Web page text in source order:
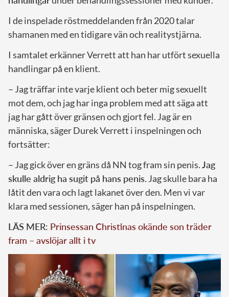
I de inspelade röstmeddelanden från 2020 talar
shamanen med en tidigare vän och realitystjärna.
I samtalet erkänner Verrett att han har utfört sexuella
handlingar på en klient.
– Jag träffar inte varje klient och beter mig sexuellt
mot dem, och jag har inga problem med att säga att
jag har gått över gränsen och gjort fel. Jag är en
människa, säger Durek Verrett i inspelningen och
fortsätter:
– Jag gick över en gräns då NN tog fram sin penis.Jag
skulle aldrig ha sugit på hans penis.Jag skulle bara ha
låtit den vara och lagt lakanet över den. Men vi var
klara med sessionen, säger han på inspelningen.
LÄS MER: Prinsessan Christinas okände son träder
fram – avslöjar allt i tv